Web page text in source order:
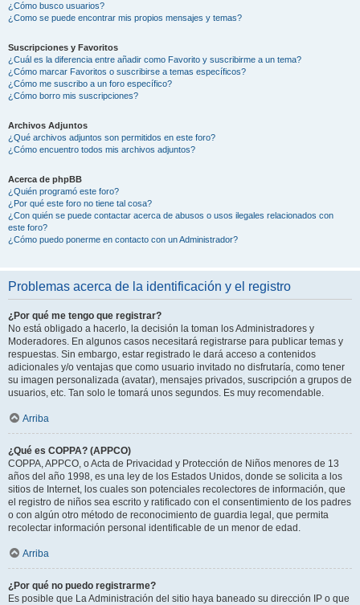
¿Cómo busco usuarios?
¿Como se puede encontrar mis propios mensajes y temas?
Suscripciones y Favoritos
¿Cuál es la diferencia entre añadir como Favorito y suscribirme a un tema?
¿Cómo marcar Favoritos o suscribirse a temas específicos?
¿Cómo me suscribo a un foro específico?
¿Cómo borro mis suscripciones?
Archivos Adjuntos
¿Qué archivos adjuntos son permitidos en este foro?
¿Cómo encuentro todos mis archivos adjuntos?
Acerca de phpBB
¿Quién programó este foro?
¿Por qué este foro no tiene tal cosa?
¿Con quién se puede contactar acerca de abusos o usos ilegales relacionados con
este foro?
¿Cómo puedo ponerme en contacto con un Administrador?
Problemas acerca de la identificación y el registro
¿Por qué me tengo que registrar?
No está obligado a hacerlo, la decisión la toman los Administradores y
Moderadores. En algunos casos necesitará registrarse para publicar temas y
respuestas. Sin embargo, estar registrado le dará acceso a contenidos
adicionales y/o ventajas que como usuario invitado no disfrutaría, como tener
su imagen personalizada (avatar), mensajes privados, suscripción a grupos de
usuarios, etc. Tan solo le tomará unos segundos. Es muy recomendable.
Arriba
¿Qué es COPPA? (APPCO)
COPPA, APPCO, o Acta de Privacidad y Protección de Niños menores de 13
años del año 1998, es una ley de los Estados Unidos, donde se solicita a los
sitios de Internet, los cuales son potenciales recolectores de información, que
el registro de niños sea escrito y ratificado con el consentimiento de los padres
o con algún otro método de reconocimiento de guardia legal, que permita
recolectar información personal identificable de un menor de edad.
Arriba
¿Por qué no puedo registrarme?
Es posible que La Administración del sitio haya baneado su dirección IP o que